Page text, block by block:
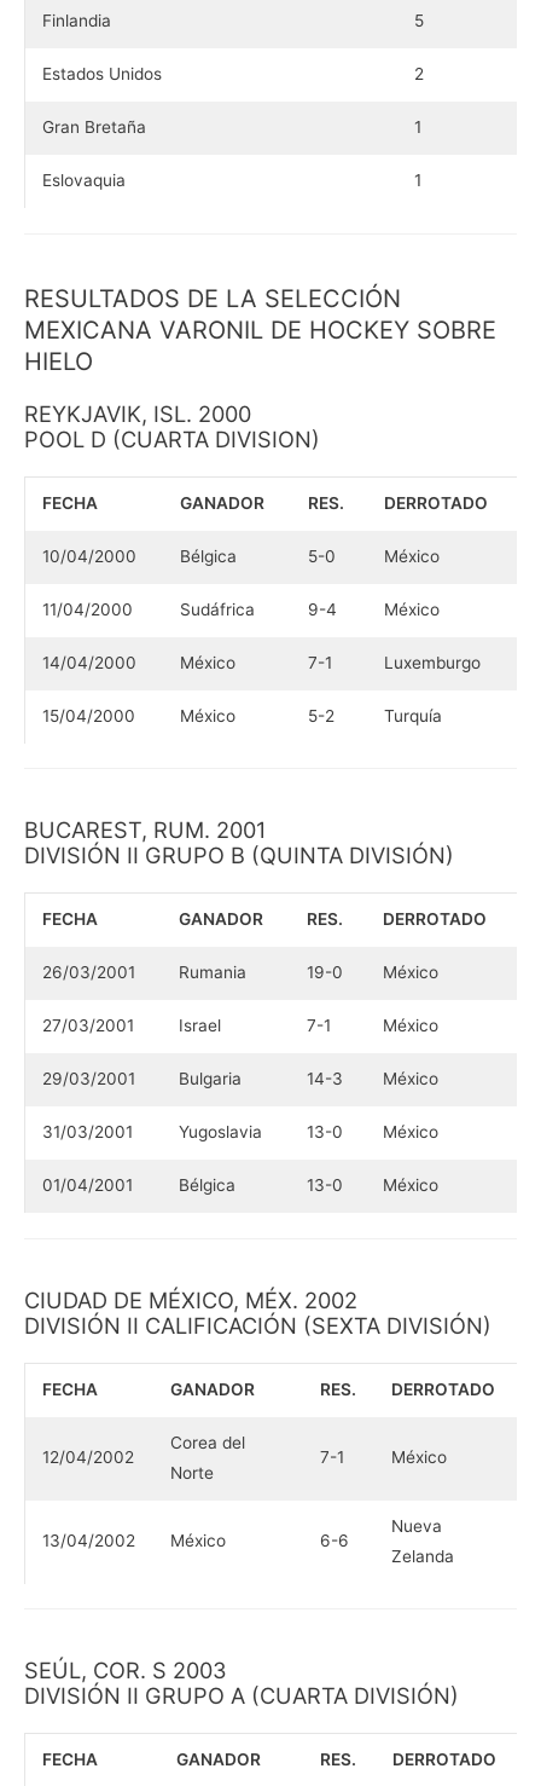
Finlandia 5
Estados Unidos 2
Gran Bretaña 1
Eslovaquia 1
RESULTADOS DE LA SELECCIÓN
MEXICANA VARONIL DE HOCKEY SOBRE
HIELO
REYKJAVIK, ISL. 2000
POOL D (CUARTA DIVISION)
FECHA GANADOR RES. DERROTADO
10/04/2000 Bélgica 5-0 México
11/04/2000 Sudáfrica 9-4 México
14/04/2000 México 7-1 Luxemburgo
15/04/2000 México 5-2 Turquía
BUCAREST, RUM. 2001
DIVISIÓN II GRUPO B (QUINTA DIVISIÓN)
FECHA GANADOR RES. DERROTADO
26/03/2001 Rumania 19-0 México
27/03/2001 Israel 7-1 México
29/03/2001 Bulgaria 14-3 México
31/03/2001 Yugoslavia 13-0 México
01/04/2001 Bélgica 13-0 México
CIUDAD DE MÉXICO, MÉX. 2002
DIVISIÓN II CALIFICACIÓN (SEXTA DIVISIÓN)
FECHA GANADOR RES. DERROTADO
12/04/2002
Corea del
Norte
7-1 México
13/04/2002 México 6-6
Nueva
Zelanda
SEÚL, COR. S 2003
DIVISIÓN II GRUPO A (CUARTA DIVISIÓN)
FECHA GANADOR RES. DERROTADO